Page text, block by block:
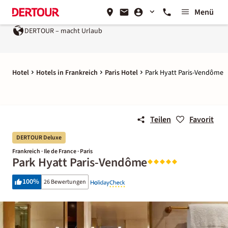
Menü
DERTOUR – macht Urlaub
Hotel Hotels in Frankreich Paris Hotel Park Hyatt Paris-Vendôme
Teilen Favorit
DERTOUR Deluxe
Frankreich · Ile de France · Paris
Park Hyatt Paris-Vendôme
100% 26 Bewertungen